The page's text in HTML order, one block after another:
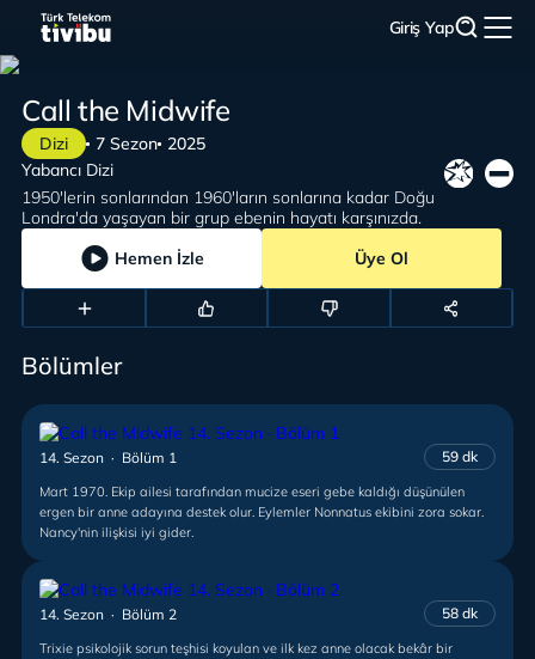
Giriş Yap
Dizi 7 Sezon 2025
Call the Midwife
1950'lerin sonlarından 1960'ların sonlarına kadar Doğu
Londra'da yaşayan bir grup ebenin hayatı karşınızda.
Yabancı Dizi
Hemen İzle Üye Ol
Bölümler
14. Sezon · Bölüm 1 59 dk
Mart 1970. Ekip ailesi tarafından mucize eseri gebe kaldığı düşünülen
ergen bir anne adayına destek olur. Eylemler Nonnatus ekibini zora sokar.
Nancy'nin ilişkisi iyi gider.
14. Sezon · Bölüm 2 58 dk
Trixie psikolojik sorun teşhisi koyulan ve ilk kez anne olacak bekâr bir